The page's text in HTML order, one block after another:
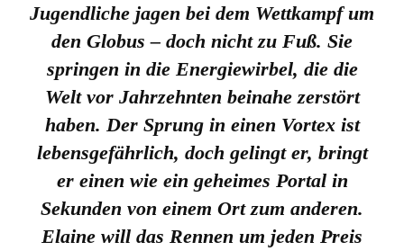
Jugendliche jagen bei dem Wettkampf um
den Globus – doch nicht zu Fuß. Sie
springen in die Energiewirbel, die die
Welt vor Jahrzehnten beinahe zerstört
haben. Der Sprung in einen Vortex ist
lebensgefährlich, doch gelingt er, bringt
er einen wie ein geheimes Portal in
Sekunden von einem Ort zum anderen.
Elaine will das Rennen um jeden Preis